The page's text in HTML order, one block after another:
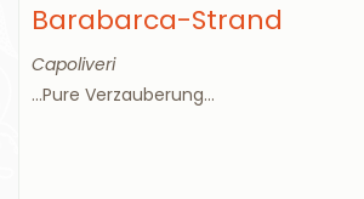
Barabarca-Strand
Capoliveri
...Pure Verzauberung...